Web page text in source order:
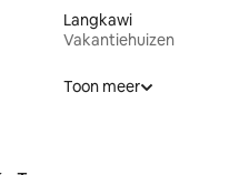
Langkawi
Vakantiehuizen
Toon meer